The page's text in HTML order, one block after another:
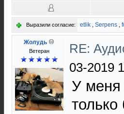
Выразили согласие: etlik , Serpens ,
Жолудь
Ветеран
RE:
03-2019
У меня